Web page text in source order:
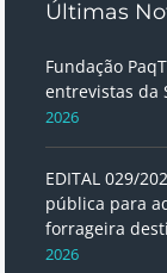
Últimas
Fundação
entrevistas da
2026
EDITAL 029/
pública para
forrageira
2026